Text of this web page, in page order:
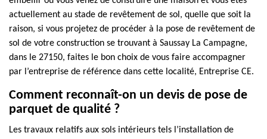
actuellement au stade de revêtement de sol, quelle que soit la
raison, si vous projetez de procéder à la pose de revêtement de
sol de votre construction se trouvant à Saussay La Campagne,
dans le 27150, faites le bon choix de vous faire accompagner
par l’entreprise de référence dans cette localité, Entreprise CE.
Comment reconnaît-on un devis de pose de
parquet de qualité ?
Les travaux relatifs aux sols intérieurs tels l’installation de